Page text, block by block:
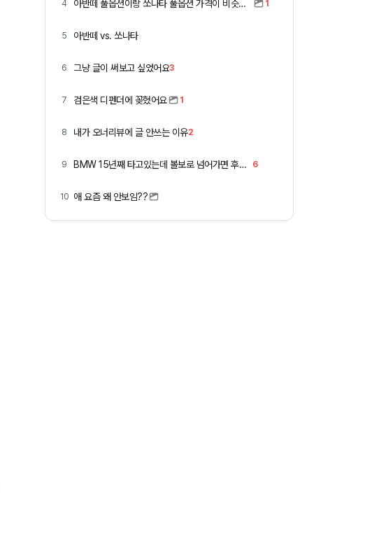
4 아반떼 풀옵션이랑 쏘나타 풀옵션 가격이 비슷하네요 1
5 아반떼 vs. 쏘나타
6 그냥 글이 써보고 싶었어요3
7 검은색 디펜더에 꽂혔어요 1
8 내가 오너리뷰에 글 안쓰는 이유2
9 BMW 15년째 타고있는데 볼보로 넘어가면 후회할까요 ? 6
10 애 요즘 왜 안보임??